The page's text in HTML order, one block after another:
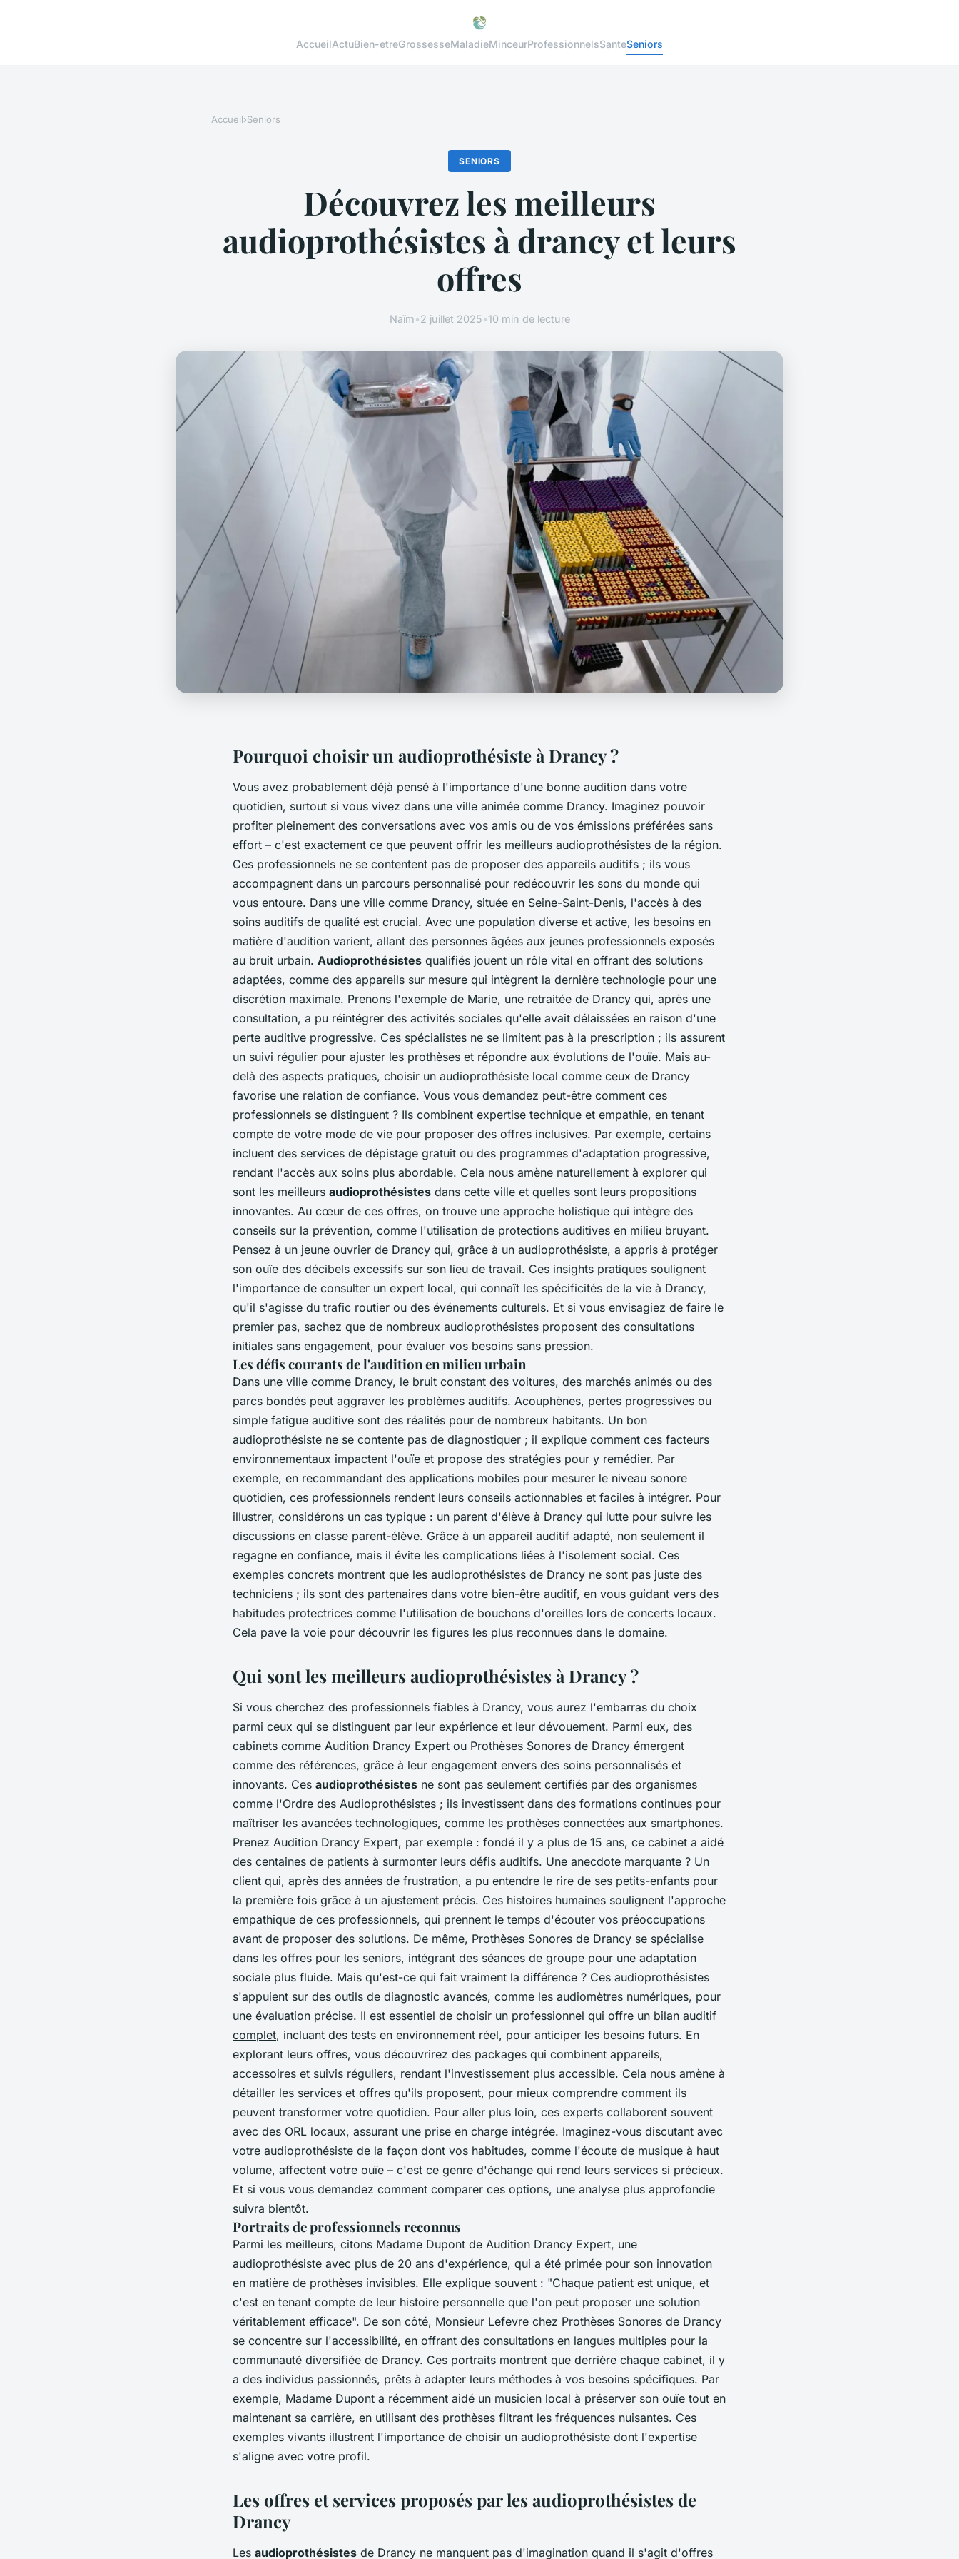
AccueilActuBien-etreGrossesseMaladieMinceurProfessionnelsSanteSeniors
Accueil›Seniors
SENIORS
Découvrez les meilleurs
audioprothésistes à drancy et leurs
offres
Naïm•2 juillet 2025•10 min de lecture
Pourquoi choisir un audioprothésiste à Drancy ?
Vous avez probablement déjà pensé à l'importance d'une bonne audition dans votre
quotidien, surtout si vous vivez dans une ville animée comme Drancy. Imaginez pouvoir
profiter pleinement des conversations avec vos amis ou de vos émissions préférées sans
effort – c'est exactement ce que peuvent offrir les meilleurs audioprothésistes de la région.
Ces professionnels ne se contentent pas de proposer des appareils auditifs ; ils vous
accompagnent dans un parcours personnalisé pour redécouvrir les sons du monde qui
vous entoure. Dans une ville comme Drancy, située en Seine-Saint-Denis, l'accès à des
soins auditifs de qualité est crucial. Avec une population diverse et active, les besoins en
matière d'audition varient, allant des personnes âgées aux jeunes professionnels exposés
au bruit urbain. Audioprothésistes qualifiés jouent un rôle vital en offrant des solutions
adaptées, comme des appareils sur mesure qui intègrent la dernière technologie pour une
discrétion maximale. Prenons l'exemple de Marie, une retraitée de Drancy qui, après une
consultation, a pu réintégrer des activités sociales qu'elle avait délaissées en raison d'une
perte auditive progressive. Ces spécialistes ne se limitent pas à la prescription ; ils assurent
un suivi régulier pour ajuster les prothèses et répondre aux évolutions de l'ouïe. Mais au-
delà des aspects pratiques, choisir un audioprothésiste local comme ceux de Drancy
favorise une relation de confiance. Vous vous demandez peut-être comment ces
professionnels se distinguent ? Ils combinent expertise technique et empathie, en tenant
compte de votre mode de vie pour proposer des offres inclusives. Par exemple, certains
incluent des services de dépistage gratuit ou des programmes d'adaptation progressive,
rendant l'accès aux soins plus abordable. Cela nous amène naturellement à explorer qui
sont les meilleurs audioprothésistes dans cette ville et quelles sont leurs propositions
innovantes. Au cœur de ces offres, on trouve une approche holistique qui intègre des
conseils sur la prévention, comme l'utilisation de protections auditives en milieu bruyant.
Pensez à un jeune ouvrier de Drancy qui, grâce à un audioprothésiste, a appris à protéger
son ouïe des décibels excessifs sur son lieu de travail. Ces insights pratiques soulignent
l'importance de consulter un expert local, qui connaît les spécificités de la vie à Drancy,
qu'il s'agisse du trafic routier ou des événements culturels. Et si vous envisagiez de faire le
premier pas, sachez que de nombreux audioprothésistes proposent des consultations
initiales sans engagement, pour évaluer vos besoins sans pression.
Les défis courants de l'audition en milieu urbain
Dans une ville comme Drancy, le bruit constant des voitures, des marchés animés ou des
parcs bondés peut aggraver les problèmes auditifs. Acouphènes, pertes progressives ou
simple fatigue auditive sont des réalités pour de nombreux habitants. Un bon
audioprothésiste ne se contente pas de diagnostiquer ; il explique comment ces facteurs
environnementaux impactent l'ouïe et propose des stratégies pour y remédier. Par
exemple, en recommandant des applications mobiles pour mesurer le niveau sonore
quotidien, ces professionnels rendent leurs conseils actionnables et faciles à intégrer. Pour
illustrer, considérons un cas typique : un parent d'élève à Drancy qui lutte pour suivre les
discussions en classe parent-élève. Grâce à un appareil auditif adapté, non seulement il
regagne en confiance, mais il évite les complications liées à l'isolement social. Ces
exemples concrets montrent que les audioprothésistes de Drancy ne sont pas juste des
techniciens ; ils sont des partenaires dans votre bien-être auditif, en vous guidant vers des
habitudes protectrices comme l'utilisation de bouchons d'oreilles lors de concerts locaux.
Cela pave la voie pour découvrir les figures les plus reconnues dans le domaine.
Qui sont les meilleurs audioprothésistes à Drancy ?
Si vous cherchez des professionnels fiables à Drancy, vous aurez l'embarras du choix
parmi ceux qui se distinguent par leur expérience et leur dévouement. Parmi eux, des
cabinets comme Audition Drancy Expert ou Prothèses Sonores de Drancy émergent
comme des références, grâce à leur engagement envers des soins personnalisés et
innovants. Ces audioprothésistes ne sont pas seulement certifiés par des organismes
comme l'Ordre des Audioprothésistes ; ils investissent dans des formations continues pour
maîtriser les avancées technologiques, comme les prothèses connectées aux smartphones.
Prenez Audition Drancy Expert, par exemple : fondé il y a plus de 15 ans, ce cabinet a aidé
des centaines de patients à surmonter leurs défis auditifs. Une anecdote marquante ? Un
client qui, après des années de frustration, a pu entendre le rire de ses petits-enfants pour
la première fois grâce à un ajustement précis. Ces histoires humaines soulignent l'approche
empathique de ces professionnels, qui prennent le temps d'écouter vos préoccupations
avant de proposer des solutions. De même, Prothèses Sonores de Drancy se spécialise
dans les offres pour les seniors, intégrant des séances de groupe pour une adaptation
sociale plus fluide. Mais qu'est-ce qui fait vraiment la différence ? Ces audioprothésistes
s'appuient sur des outils de diagnostic avancés, comme les audiomètres numériques, pour
une évaluation précise. Il est essentiel de choisir un professionnel qui offre un bilan auditif
complet, incluant des tests en environnement réel, pour anticiper les besoins futurs. En
explorant leurs offres, vous découvrirez des packages qui combinent appareils,
accessoires et suivis réguliers, rendant l'investissement plus accessible. Cela nous amène à
détailler les services et offres qu'ils proposent, pour mieux comprendre comment ils
peuvent transformer votre quotidien. Pour aller plus loin, ces experts collaborent souvent
avec des ORL locaux, assurant une prise en charge intégrée. Imaginez-vous discutant avec
votre audioprothésiste de la façon dont vos habitudes, comme l'écoute de musique à haut
volume, affectent votre ouïe – c'est ce genre d'échange qui rend leurs services si précieux.
Et si vous vous demandez comment comparer ces options, une analyse plus approfondie
suivra bientôt.
Portraits de professionnels reconnus
Parmi les meilleurs, citons Madame Dupont de Audition Drancy Expert, une
audioprothésiste avec plus de 20 ans d'expérience, qui a été primée pour son innovation
en matière de prothèses invisibles. Elle explique souvent : "Chaque patient est unique, et
c'est en tenant compte de leur histoire personnelle que l'on peut proposer une solution
véritablement efficace". De son côté, Monsieur Lefevre chez Prothèses Sonores de Drancy
se concentre sur l'accessibilité, en offrant des consultations en langues multiples pour la
communauté diversifiée de Drancy. Ces portraits montrent que derrière chaque cabinet, il y
a des individus passionnés, prêts à adapter leurs méthodes à vos besoins spécifiques. Par
exemple, Madame Dupont a récemment aidé un musicien local à préserver son ouïe tout en
maintenant sa carrière, en utilisant des prothèses filtrant les fréquences nuisantes. Ces
exemples vivants illustrent l'importance de choisir un audioprothésiste dont l'expertise
s'aligne avec votre profil.
Les offres et services proposés par les audioprothésistes de
Drancy
Les audioprothésistes de Drancy ne manquent pas d'imagination quand il s'agit d'offres